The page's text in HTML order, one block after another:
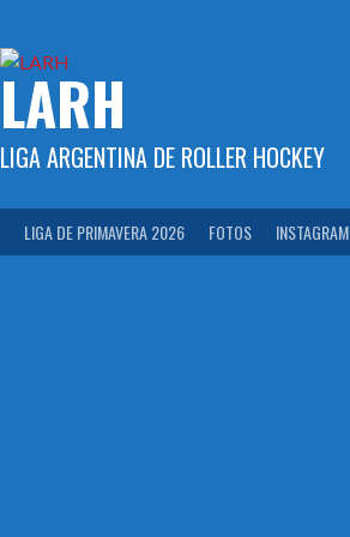
content
LARH
LIGA ARGENTINA DE ROLLER HOCKEY
LIGA DE PRIMAVERA 2026 FOTOS INSTAGRAM